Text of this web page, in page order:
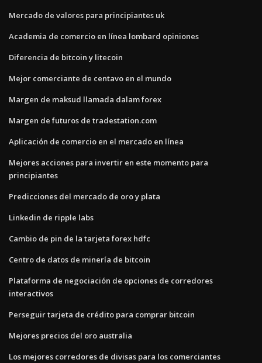
Mercado de valores para principiantes uk
Academia de comercio en línea lombard opiniones
Diferencia de bitcoin y litecoin
Mejor comerciante de centavo en el mundo
Margen de maksud llamada dalam forex
Margen de futuros de tradestation.com
Aplicación de comercio en el mercado en línea
Mejores acciones para invertir en este momento para
principiantes
Predicciones del mercado de oro y plata
Linkedin de ripple labs
Cambio de pin de la tarjeta forex hdfc
Centro de datos de minería de bitcoin
Plataforma de negociación de opciones de corredores
interactivos
Perseguir tarjeta de crédito para comprar bitcoin
Mejores precios del oro australia
Los mejores corredores de divisas para los comerciantes